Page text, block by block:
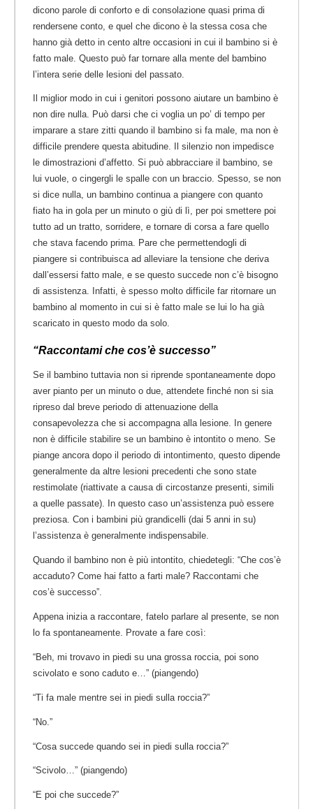
dicono parole di conforto e di consolazione quasi prima di
rendersene conto, e quel che dicono è la stessa cosa che
hanno già detto in cento altre occasioni in cui il bambino si è
fatto male. Questo può far tornare alla mente del bambino
l’intera serie delle lesioni del passato.
Il miglior modo in cui i genitori possono aiutare un bambino è
non dire nulla. Può darsi che ci voglia un po’ di tempo per
imparare a stare zitti quando il bambino si fa male, ma non è
difficile prendere questa abitudine. Il silenzio non impedisce
le dimostrazioni d’affetto. Si può abbracciare il bambino, se
lui vuole, o cingergli le spalle con un braccio. Spesso, se non
si dice nulla, un bambino continua a piangere con quanto
fiato ha in gola per un minuto o giù di lì, per poi smettere poi
tutto ad un tratto, sorridere, e tornare di corsa a fare quello
che stava facendo prima. Pare che permettendogli di
piangere si contribuisca ad alleviare la tensione che deriva
dall’essersi fatto male, e se questo succede non c’è bisogno
di assistenza. Infatti, è spesso molto difficile far ritornare un
bambino al momento in cui si è fatto male se lui lo ha già
scaricato in questo modo da solo.
“Raccontami che cos’è successo”
Se il bambino tuttavia non si riprende spontaneamente dopo
aver pianto per un minuto o due, attendete finché non si sia
ripreso dal breve periodo di attenuazione della
consapevolezza che si accompagna alla lesione. In genere
non è difficile stabilire se un bambino è intontito o meno. Se
piange ancora dopo il periodo di intontimento, questo dipende
generalmente da altre lesioni precedenti che sono state
restimolate (riattivate a causa di circostanze presenti, simili
a quelle passate). In questo caso un’assistenza può essere
preziosa. Con i bambini più grandicelli (dai 5 anni in su)
l’assistenza è generalmente indispensabile.
Quando il bambino non è più intontito, chiedetegli: “Che cos’è
accaduto? Come hai fatto a farti male? Raccontami che
cos’è successo”.
Appena inizia a raccontare, fatelo parlare al presente, se non
lo fa spontaneamente. Provate a fare così:
“Beh, mi trovavo in piedi su una grossa roccia, poi sono
scivolato e sono caduto e…” (piangendo)
“Ti fa male mentre sei in piedi sulla roccia?”
“No.”
“Cosa succede quando sei in piedi sulla roccia?”
“Scivolo…” (piangendo)
“E poi che succede?”